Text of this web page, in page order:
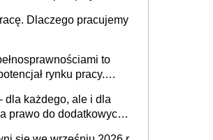
Dlaczego pracujemy
to
rynku pracy.
ale bariery po
dla każdego, ale i dla
prawo do dodatkowych